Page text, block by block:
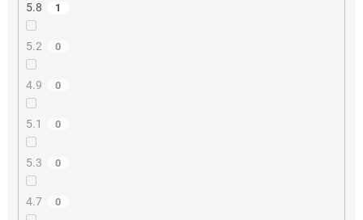
5.8 1
5.2 0
4.9 0
5.1 0
5.3 0
4.7 0